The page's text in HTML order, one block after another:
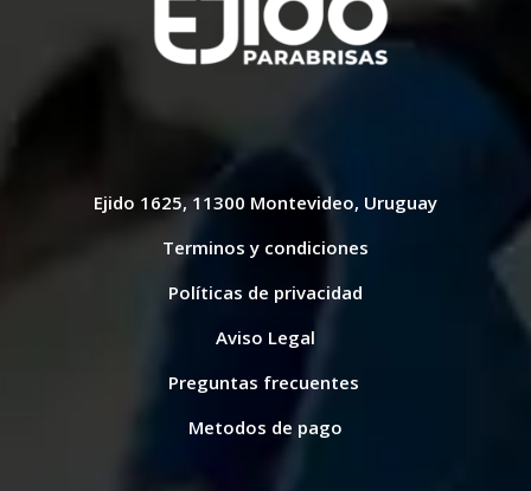
Ejido 1625, 11300 Montevideo, Uruguay
Terminos y condiciones
Políticas de privacidad
Aviso Legal
Preguntas frecuentes
Metodos de pago